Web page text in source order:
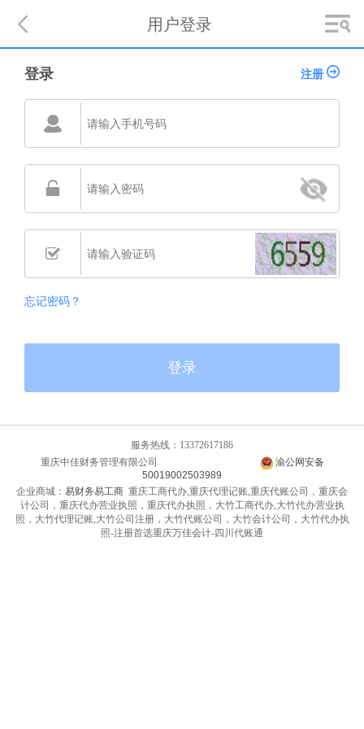
 用户登录
登录 注册
󰅎


忘记密码？
登录
服务热线：13372617186
重庆中佳财务管理有限公司
渝公网安备
50019002503989
企业商城： 易财务易工商 重庆工商代办,重庆代理记账,重庆代账公司，重庆会
计公司，重庆代办营业执照，重庆代办执照，大竹工商代办,大竹代办营业执
照，大竹代理记账,大竹公司注册，大竹代账公司，大竹会计公司，大竹代办执
照-注册首选重庆万佳会计-四川代账通